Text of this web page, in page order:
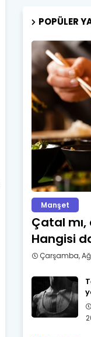
POPÜLER
Manşet
Çatal
Hangisi
Çarşamba,